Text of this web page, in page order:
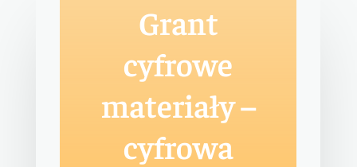
Grant
cyfrowe
materiały –
cyfrowa